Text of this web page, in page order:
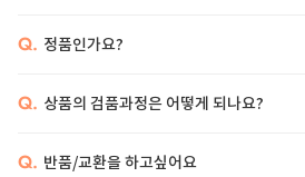
Q. 정품인가요?
Q. 상품의 검품과정은 어떻게 되나요?
Q. 반품/교환을 하고싶어요